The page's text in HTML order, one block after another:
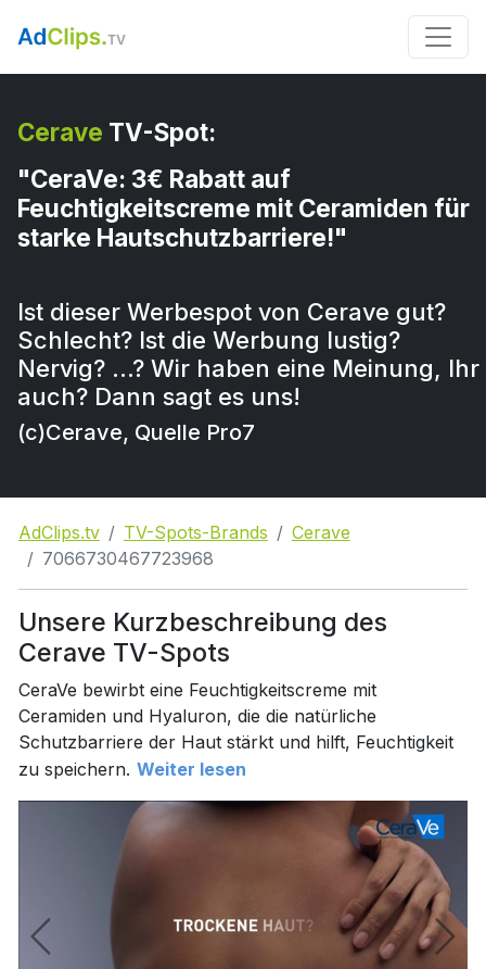
Cerave TV-Spot:
"CeraVe: 3€ Rabatt auf
Feuchtigkeitscreme mit Ceramiden für
starke Hautschutzbarriere!"
Ist dieser Werbespot von Cerave gut?
Schlecht? Ist die Werbung lustig?
Nervig? …? Wir haben eine Meinung, Ihr
auch? Dann sagt es uns!
(c)Cerave, Quelle Pro7
AdClips.tv TV-Spots-Brands
Cerave
7066730467723968
Unsere Kurzbeschreibung des
Cerave TV-Spots
CeraVe bewirbt eine Feuchtigkeitscreme mit
Ceramiden und Hyaluron, die die natürliche
Schutzbarriere der Haut stärkt und hilft, Feuchtigkeit
zu speichern. Weiter lesen